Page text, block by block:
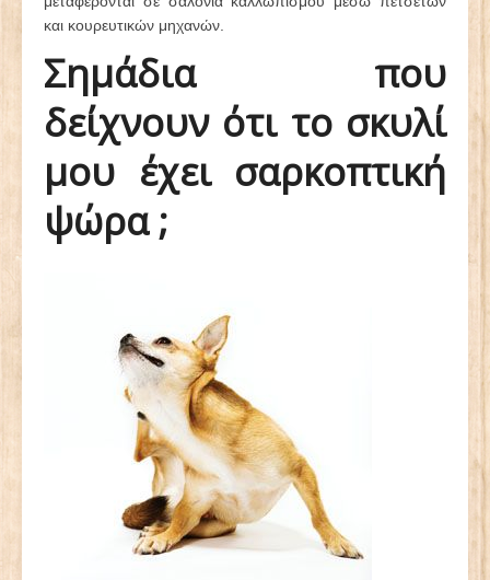
και κουρευτικών μηχανών.
Σημάδια που
δείχνουν ότι το σκυλί
μου έχει σαρκοπτική
ψώρα ;